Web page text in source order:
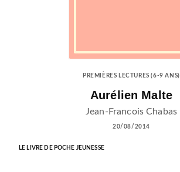
PREMIÈRES LECTURES (6-9 ANS)
Aurélien Malte
Jean-Francois Chabas
20/08/2014
LE LIVRE DE POCHE JEUNESSE